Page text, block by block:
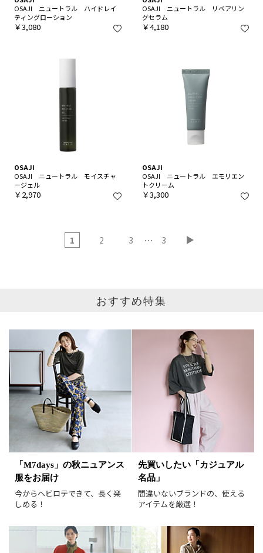
OSAJI ニュートラル ハイドレイ
ティングローション
￥3,080
OSAJI ニュートラル リペアリン
グセラム
￥4,180
OSAJI
OSAJI ニュートラル モイスチャ
ージェル
￥2,970
OSAJI
OSAJI ニュートラル エモリエン
トクリーム
￥3,300
1 2 3 … 3
カテゴリ ビューティ
サイズ
掲載雑誌
円
予約品
在庫あり
おすすめ特集
「M7days」の秋ニュアンス
服をお届け
今からヘビロテできて、長く楽
しめる！
先買いしたい「カジュアル
名品」
間違いないブランドの、使える
アイテムを厳選！